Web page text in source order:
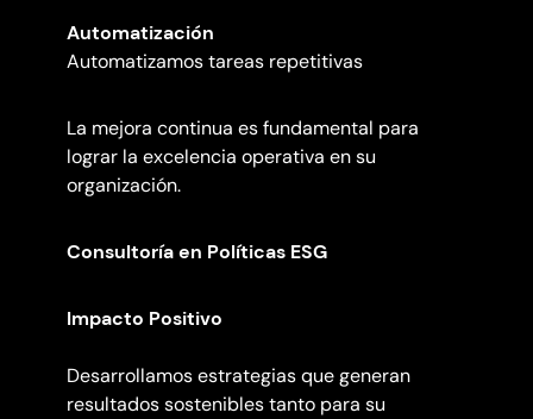
Automatización
Automatizamos tareas repetitivas
La mejora continua es fundamental para
lograr la excelencia operativa en su
organización.
Consultoría en Políticas ESG
Impacto Positivo
Desarrollamos estrategias que generan
resultados sostenibles tanto para su